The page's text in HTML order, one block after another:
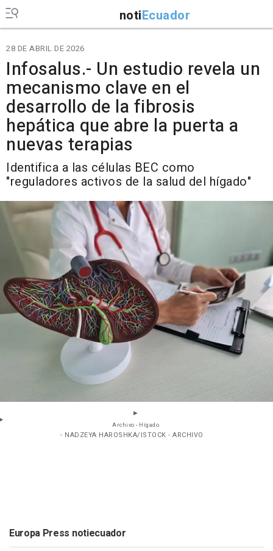
notiEcuador
28 DE ABRIL DE 2026
Infosalus.- Un estudio revela un
mecanismo clave en el
desarrollo de la fibrosis
hepática que abre la puerta a
nuevas terapias
Identifica a las células BEC como
"reguladores activos de la salud del hígado"
Archivo - Hígado.
- NADZEYA HAROSHKA/ISTOCK - ARCHIVO
Europa Press notiecuador